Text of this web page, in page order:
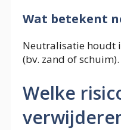
Wat betekent
Neutralisatie houdt
(bv. zand of
Welke